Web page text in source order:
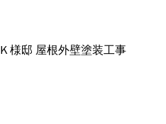
様邸 屋根外壁塗装工事